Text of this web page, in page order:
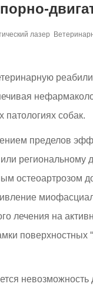
лазер
патологиях собак.
пределов
остеоартрозом
лечения на
поверхностных